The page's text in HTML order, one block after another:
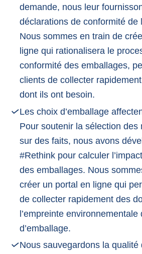
demande, nous leur
déclarations de conformité de
Nous sommes en train de
ligne qui rationalisera le
conformité des emballages,
clients de collecter
dont ils ont besoin.
Les choix d’emballage
Pour soutenir la sélection des
sur des faits, nous avons
#Rethink pour calculer
des emballages. Nous
créer un portal en ligne qui
de collecter rapidement des
l’empreinte
d’emballage.
Nous sauvegardons la qualité